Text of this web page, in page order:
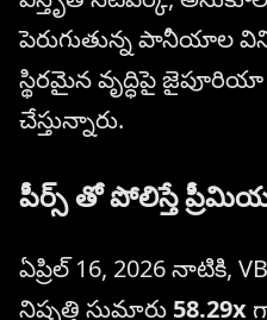
పెరుగుతున్న పానీయాల
స్థిరమైన వృద్ధిపై జైపూరియా
చేస్తున్నారు.
పీర్స్ తో పోలిస్తే
ఏప్రిల్ 16, 2026 నాటికి,
నిష్పత్తి సుమారు 58.29x